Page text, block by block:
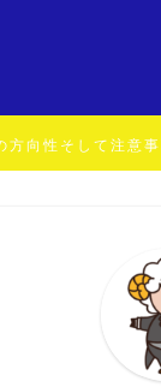
方向性そして注意